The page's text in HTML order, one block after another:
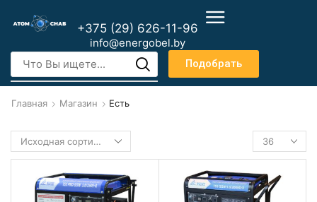
+375 (29) 626-11-96
info@energobel.by
Подобрать
Главная Магазин Есть